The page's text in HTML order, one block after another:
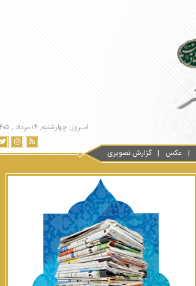
امـروز : چهارشنبه, ۱۴ مرداد , ۱۴۰۵
عکس گزارش تصویری